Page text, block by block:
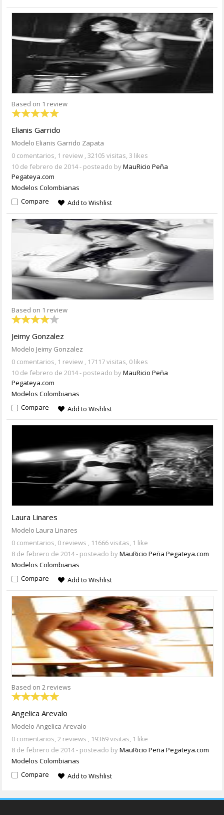
Based on 1 review
Elianis Garrido
Modelo Elianis Garrido Zapata
0 comentarios, 1 review , 32105 visitas, 3 likes
10 de febrero de 2014- posteado byMauRicio Peña
Pegateya.com
Modelos Colombianas
Compare
Add to Wishlist
Based on 1 review
Jeimy Gonzalez
Modelo Jeimy Gonzalez
0 comentarios, 1 review , 17117 visitas, 0 likes
10 de febrero de 2014- posteado byMauRicio Peña
Pegateya.com
Modelos Colombianas
Compare
Add to Wishlist
Laura Linares
Modelo Laura Linares
0 comentarios, 0 reviews , 11666 visitas, 1 like
8 de febrero de 2014- posteado byMauRicio Peña Pegateya.com
Modelos Colombianas
Compare
Add to Wishlist
Based on 2 reviews
Angelica Arevalo
Modelo Angelica Arevalo
0 comentarios,2 reviews , 19369 visitas, 1 like
8 de febrero de 2014- posteado byMauRicio Peña Pegateya.com
Modelos Colombianas
Compare
Add to Wishlist